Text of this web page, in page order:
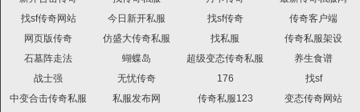
找sf传奇网站
今日新开私服 找sf传奇
传奇客户端
网页版传奇
仿盛大传奇私服 找私服
传奇私服架设
石墓阵走法
蝴蝶岛 超级变态传奇私服
养生食谱
战士强
无忧传奇 176
找sf
中变合击传奇私服
私服发布网 传奇私服123
变态传奇网站